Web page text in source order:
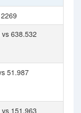
638.532
51.987
151.963